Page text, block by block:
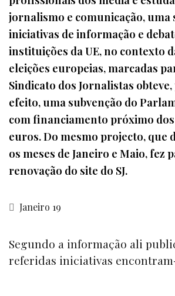
jornalismo e comunicação, uma
iniciativas de informação e
instituições da UE, no contexto
eleições europeias, marcadas
Sindicato dos Jornalistas
efeito, uma subvenção do
com financiamento próximo
euros. Do mesmo projecto, que
os meses de Janeiro e Maio, fez
renovação do site do SJ.
Janeiro 19
Segundo a informação ali
referidas iniciativas